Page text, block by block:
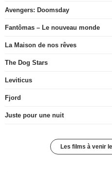
Avengers: Doomsday
Fantômas – Le nouveau monde
La Maison de nos rêves
The Dog Stars
Leviticus
Fjord
Juste pour une nuit
Les films à venir